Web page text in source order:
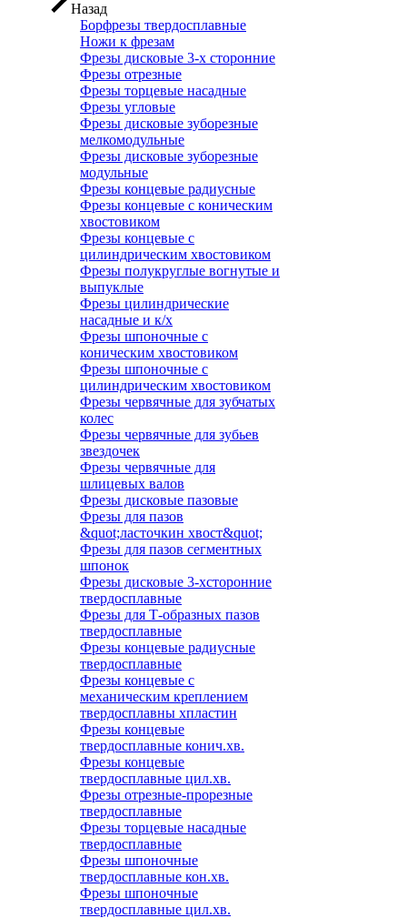
Назад
Борфрезы твердосплавные
Ножи к фрезам
Фрезы дисковые 3-х сторонние
Фрезы отрезные
Фрезы торцевые насадные
Фрезы угловые
Фрезы дисковые зуборезные
мелкомодульные
Фрезы дисковые зуборезные
модульные
Фрезы концевые радиусные
Фрезы концевые с коническим
хвостовиком
Фрезы концевые с
цилиндрическим хвостовиком
Фрезы полукруглые вогнутые и
выпуклые
Фрезы цилиндрические
насадные и к/х
Фрезы шпоночные с
коническим хвостовиком
Фрезы шпоночные с
цилиндрическим хвостовиком
Фрезы червячные для зубчатых
колес
Фрезы червячные для зубьев
звездочек
Фрезы червячные для
шлицевых валов
Фрезы дисковые пазовые
Фрезы для пазов
&quot;ласточкин хвост&quot;
Фрезы для пазов сегментных
шпонок
Фрезы дисковые 3-хсторонние
твердосплавные
Фрезы для Т-образных пазов
твердосплавные
Фрезы концевые радиусные
твердосплавные
Фрезы концевые с
механическим креплением
твердосплавны хпластин
Фрезы концевые
твердосплавные конич.хв.
Фрезы концевые
твердосплавные цил.хв.
Фрезы отрезные-прорезные
твердосплавные
Фрезы торцевые насадные
твердосплавные
Фрезы шпоночные
твердосплавные кон.хв.
Фрезы шпоночные
твердосплавные цил.хв.